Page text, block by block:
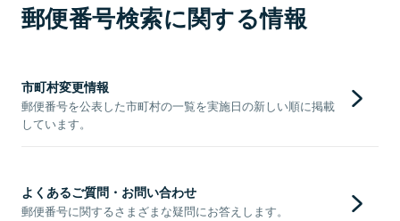
郵便番号検索に関する情報
市町村変更情報
郵便番号を公表した市町村の一覧を実施日の新しい順に掲載
しています。
よくあるご質問・お問い合わせ
郵便番号に関するさまざまな疑問にお答えします。